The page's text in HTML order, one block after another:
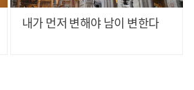
내가 먼저 변해야 남이 변한다